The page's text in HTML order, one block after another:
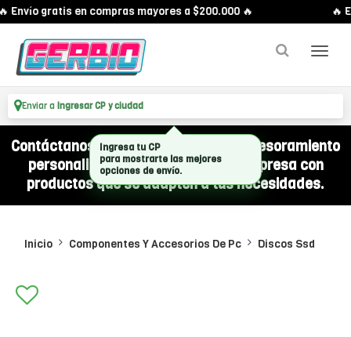
Envío gratis en compras mayores a $200.000 🔥 🔥
Enviar a Ingresar CP y ciudad
Contáctanos por WhatsApp y recibí asesoramiento
personalizado para equipar a tu empresa con
productos que se adapten a tus necesidades.
Inicio Componentes Y Accesorios De Pc Discos Ssd
Ingresa tu CP
para mostrarte las mejores
opciones de envío.